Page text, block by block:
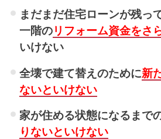
まだまだ住宅ローンが残っ
一階のリフォーム資金をさ
いけない
全壊で建て替えのために新
ないといけない
家が住める状態になるまで
りないといけない